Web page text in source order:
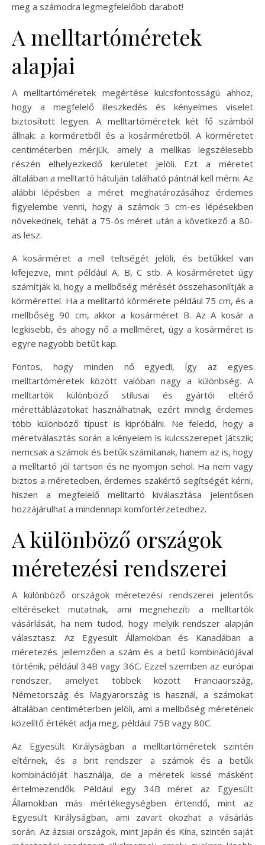
meg a számodra legmegfelelőbb darabot!
A melltartóméretek
alapjai
A melltartóméretek megértése kulcsfontosságú ahhoz,
hogy a megfelelő illeszkedés és kényelmes viselet
biztosított legyen. A melltartóméretek két fő számból
állnak: a körméretből és a kosárméretből. A körméretet
centiméterben mérjük, amely a mellkas legszélesebb
részén elhelyezkedő kerületet jelöli. Ezt a méretet
általában a melltartó hátulján található pántnál kell mérni. Az
alábbi lépésben a méret meghatározásához érdemes
figyelembe venni, hogy a számok 5 cm-es lépésekben
növekednek, tehát a 75-ös méret után a következő a 80-
as lesz.
A kosárméret a mell teltségét jelöli, és betűkkel van
kifejezve, mint például A, B, C stb. A kosárméretet úgy
számítják ki, hogy a mellbőség mérését összehasonlítják a
körmérettel. Ha a melltartó körmérete például 75 cm, és a
mellbőség 90 cm, akkor a kosárméret B. Az A kosár a
legkisebb, és ahogy nő a mellméret, úgy a kosárméret is
egyre nagyobb betűt kap.
Fontos, hogy minden nő egyedi, így az egyes
melltartóméretek között valóban nagy a különbség. A
melltartók különböző stílusai és gyártói eltérő
mérettáblázatokat használhatnak, ezért mindig érdemes
több különböző típust is kipróbálni. Ne feledd, hogy a
méretválasztás során a kényelem is kulcsszerepet játszik;
nemcsak a számok és betűk számítanak, hanem az is, hogy
a melltartó jól tartson és ne nyomjon sehol. Ha nem vagy
biztos a méretedben, érdemes szakértő segítségét kérni,
hiszen a megfelelő melltartó kiválasztása jelentősen
hozzájárulhat a mindennapi komfortérzetedhez.
A különböző országok
méretezési rendszerei
A különböző országok méretezési rendszerei jelentős
eltéréseket mutatnak, ami megnehezíti a melltartók
vásárlását, ha nem tudod, hogy melyik rendszer alapján
választasz. Az Egyesült Államokban és Kanadában a
méretezés jellemzően a szám és a betű kombinációjával
történik, például 34B vagy 36C. Ezzel szemben az európai
rendszer, amelyet többek között Franciaország,
Németország és Magyarország is használ, a számokat
általában centiméterben jelöli, ami a mellbőség méretének
közelítő értékét adja meg, például 75B vagy 80C.
Az Egyesült Királyságban a melltartóméretek szintén
eltérnek, és a brit rendszer a számok és a betűk
kombinációját használja, de a méretek kissé másként
értelmezendők. Például egy 34B méret az Egyesült
Államokban más mértékegységben értendő, mint az
Egyesült Királyságban, ami zavart okozhat a vásárlás
során. Az ázsiai országok, mint Japán és Kína, szintén saját